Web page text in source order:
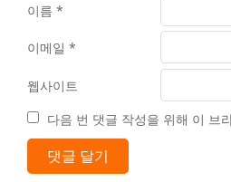
이름 *
이메일 *
웹사이트
다음 번 댓글 작성을 위해 이 브